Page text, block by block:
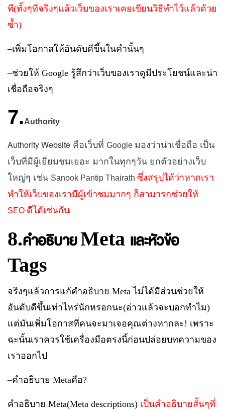
ที(ทั้งๆที่จริงๆแล้วเว็บของเราเคยเขียนวิธีทำไว้แล้วด้วย
ซํ้า)
–เพิ่มโอกาสให้อันดับดีขึ้นในคำนั้นๆ
–ช่วยให้ Google รู้สึกว่าเว็บของเราดูมีประโยชน์และน่า
เชื่อถือจริงๆ
7.Authority
Authority Website คือเว็บที่ Google มองว่าน่าเชื่อถือ เป็น
เว็บที่มีผู้เยี่ยมชมเยอะ มากในทุกๆวัน ยกตัวอย่างเว็บ
ใหญ่ๆ เช่น Sanook Pantip Thairath ซึ่งสรุปได้ว่าหากเรา
ทำให้เว็บของเรามีผู้เข้าชมมากๆ ก็สามารถช่วยให้
SEO ดีได้เช่นกัน
8.คำอธิบายMeta และหัวข้อ
Tags
จริงๆแล้วการแก้คำอธิบาย Metaไม่ได้มีส่วนช่วยให้
อันดับดีขึ้นเท่าไหร่นักหรอกนะ(อ่าวแล้วจะบอกทำไม)
แต่มันเพิ่มโอกาสที่คนจะมาเจอคุณต่างหากละ ! เพราะ
ฉะนั้นเราควรใช้เครื่องมือตรงนี้ก่อนปล่อยบทความของ
เราออกไป
–คำอธิบาย Metaคือ?
คำอธิบาย Meta(Meta descriptions) เป็นคำอธิบายสั้นๆที่